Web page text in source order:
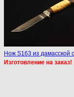
Нож S163 из дамасской
Изготовление на заказ!